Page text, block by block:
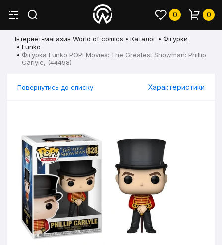
0 0
Інтернет-магазин World of comics Каталог
Фігурки
Funko
Фігурка Funko POP! Movies: The Greatest Showman: Phillip
Carlyle, (44498)
Повернутись до списку Характеристики